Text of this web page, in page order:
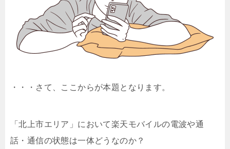
・・・さて、ここからが本題となります。
「北上市エリア」において楽天モバイルの電波や通
話・通信の状態は一体どうなのか？